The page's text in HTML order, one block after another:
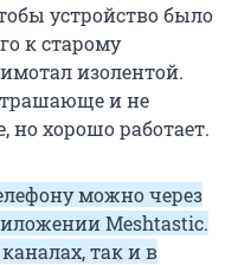
устройство было
к старому
изолентой.
и не
но хорошо работает.
можно через
Meshtastic.
так и в